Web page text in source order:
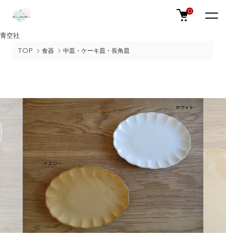
青空社
0
TOP 食器 中皿・ケーキ皿・長角皿